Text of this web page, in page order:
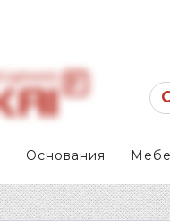
Основания